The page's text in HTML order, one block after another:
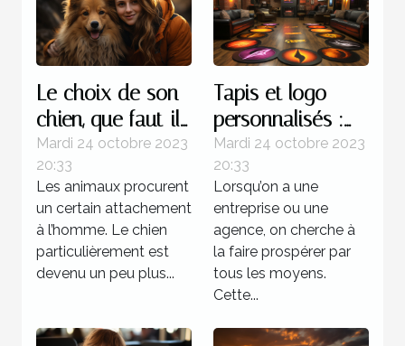
Le choix de son
chien, que faut-il
savoir ?
Mardi 24 octobre 2023
20:33
Les animaux procurent
un certain attachement
à l’homme. Le chien
particulièrement est
devenu un peu plus...
Tapis et logo
personnalisés :
parlons-en !
Mardi 24 octobre 2023
20:33
Lorsqu’on a une
entreprise ou une
agence, on cherche à
la faire prospérer par
tous les moyens.
Cette...